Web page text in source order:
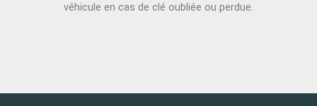
véhicule en cas de clé oubliée ou perdue.